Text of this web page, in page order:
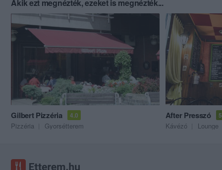
Akik ezt megnézték, ezeket is megnézték...
Gilbert Pizzéria 4.0
Pizzéria Gyorsétterem
After Presszó
Kávézó Lounge